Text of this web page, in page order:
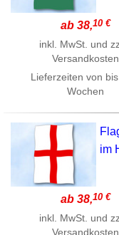
ab 38,10 €
inkl. MwSt. und
Versandkosten
Lieferzeiten von
Wochen
im
ab 38,10 €
inkl. MwSt. und
Versandkosten